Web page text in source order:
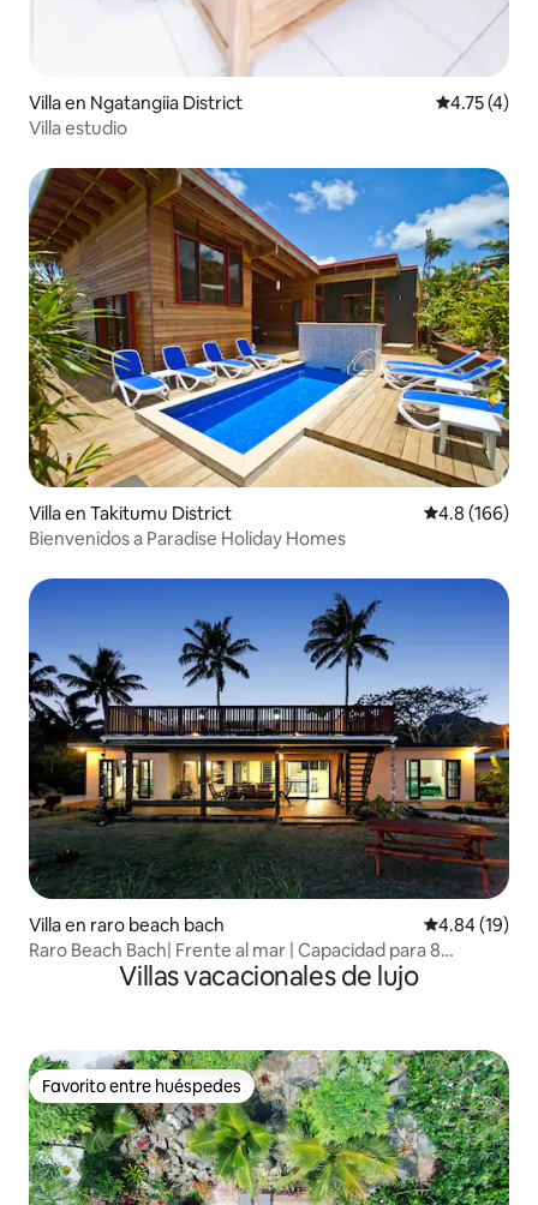
Villa en Ngatangiia District Calificación
4.75 (4)
Villa estudio
Villa en Takitumu District Calificación
4.8 (166)
Bienvenidos a Paradise Holiday Homes
Villa en raro beach bach Calificación
4.84 (19)
Raro Beach Bach| Frente al mar | Capacidad para 8
huéspedesVillas vacacionales de lujo
Favorito entre huéspedes
Favorito entre huéspedes